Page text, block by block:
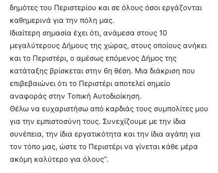
δημότες του Περιστερίου και σε όλους όσοι εργάζονται
καθημερινά για την πόλη μας.
Ιδιαίτερη σημασία έχει ότι, ανάμεσα στους 10
μεγαλύτερους Δήμους της χώρας, στους οποίους ανήκει
και το Περιστέρι, ο αμέσως επόμενος Δήμος της
κατάταξης βρίσκεται στην 6η θέση. Μια διάκριση που
επιβεβαιώνει ότι το Περιστέρι αποτελεί σημείο
αναφοράς στην Τοπική Αυτοδιοίκηση.
Θέλω να ευχαριστήσω από καρδιάς τους συμπολίτες μου
για την εμπιστοσύνη τους. Συνεχίζουμε με την ίδια
συνέπεια, την ίδια εργατικότητα και την ίδια αγάπη για
τον τόπο μας, ώστε το Περιστέρι να γίνεται κάθε μέρα
ακόμη καλύτερο για όλους”.